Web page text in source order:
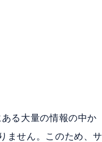
る大量の情報の中か
ません。このため、サ